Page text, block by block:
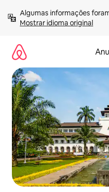
para
Mostrar idioma original